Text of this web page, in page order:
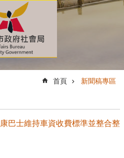
首頁 新聞稿專區
巴士維持車資收費標準並整合整